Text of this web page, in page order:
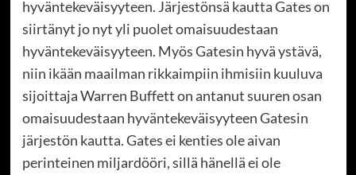
hyväntekeväisyyteen. Järjestönsä kautta Gates on
siirtänyt jo nyt yli puolet omaisuudestaan
hyväntekeväisyyteen. Myös Gatesin hyvä ystävä,
niin ikään maailman rikkaimpiin ihmisiin kuuluva
sijoittaja Warren Buffett on antanut suuren osan
omaisuudestaan hyväntekeväisyyteen Gatesin
järjestön kautta. Gates ei kenties ole aivan
perinteinen miljardööri, sillä hänellä ei ole